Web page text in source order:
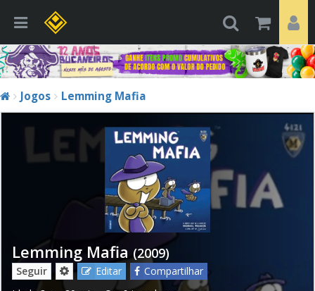
Jogos Lemming Mafia
Lemming Mafia (2009)
Seguir Editar
Compartilhar